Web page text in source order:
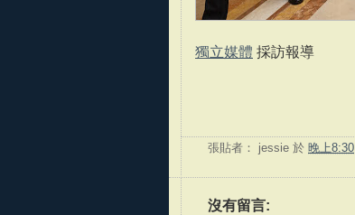
獨立媒體 採訪報導
張貼者： jessie 於 晚上8:30
沒有留言: